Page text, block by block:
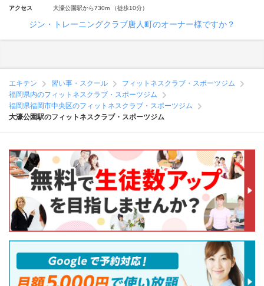
アクセス 大濠公園駅から730m （徒歩10分）
ジン・トレーニングクラブ唐人町のオーナー様ですか？
エキテン 習い事・スクール
フィットネスクラブ・スポーツジム
福岡県内のフィットネスクラブ・スポーツジム
福岡県福岡市中央区のフィットネスクラブ・スポーツジム
大濠公園駅のフィットネスクラブ・スポーツジム